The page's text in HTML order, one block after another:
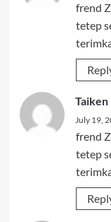
frend
tetep
Taiken
July 19,
frend
tetep